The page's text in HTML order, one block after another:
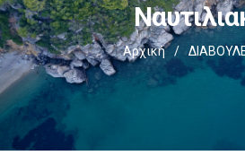
Αρχική /